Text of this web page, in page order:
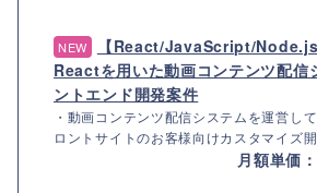
NEW
【React/JavaScript/
Reactを用いた動画コンテンツ配信
ントエンド開発案件
・動画コンテンツ配信システムを運営し
ロントサイトのお客様向けカスタマイズ
月額単価